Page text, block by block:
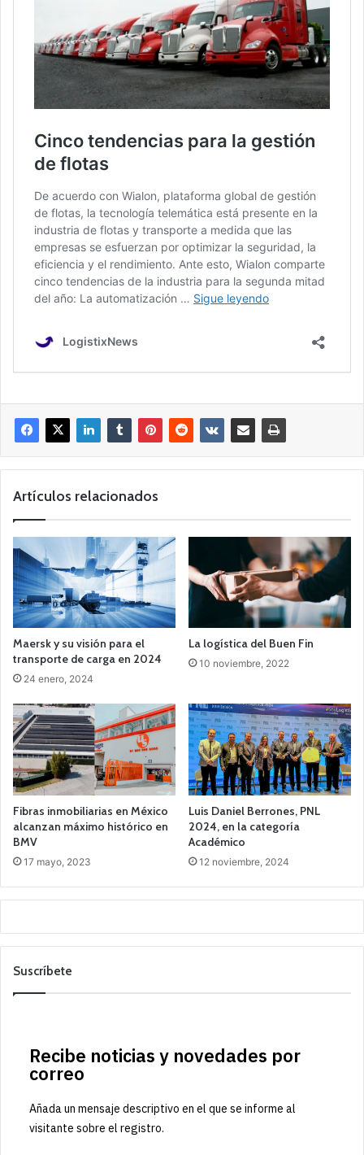
Artículos relacionados
Maersk y su visión para el
transporte de carga en 2024
24 enero, 2024
La logística del Buen Fin
10 noviembre, 2022
Fibras inmobiliarias en México
alcanzan máximo histórico en
BMV
17 mayo, 2023
Luis Daniel Berrones, PNL
2024, en la categoría
Académico
12 noviembre, 2024
Suscríbete
Recibe noticias y novedades por
correo
Añada un mensaje descriptivo en el que se informe al
visitante sobre el registro.